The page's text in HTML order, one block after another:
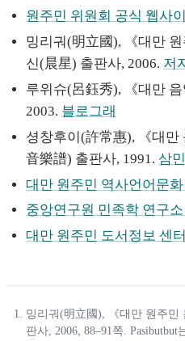
원주민 위원회 공식 웹사
밍리궈(明立國), 《대만
신(晨星) 출판사, 2006. 저
루위슈(呂鈺秀), 《대만
2003. 블로그래
셩창후이(許常惠), 《대만
音樂譜) 출판사, 1991. 삼
대만 원주민 역사언어문
중앙연구원 민족학 연구
대만 원주민 도서정보 센터
밍리궈(明立國), 《대만 원주민
판사, 2006, 88–91쪽.